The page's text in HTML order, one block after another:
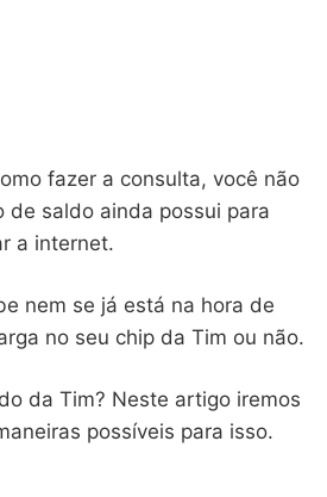
fazer a consulta, você não
de saldo ainda possui para
a internet.
nem se já está na hora de
no seu chip da Tim ou não.
da Tim? Neste artigo iremos
possíveis para isso.